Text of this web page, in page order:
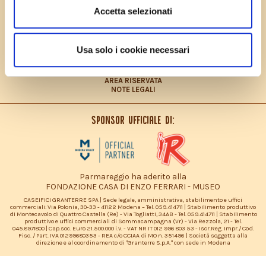
Accetta selezionati
Usa solo i cookie necessari
PRIVACY POLICY
CONTRIBUTO FEASR
CONTATTI
LAVORA CON NOI
PRIVACY POLICY – INFORMATIVA CONSUMATORI
AREA RISERVATA
NOTE LEGALI
Sponsor ufficiale di:
Parmareggio ha aderito alla
FONDAZIONE CASA DI ENZO FERRARI - MUSEO
CASEIFICI GRANTERRE SPA | Sede legale, amministrativa, stabilimento e uffici
commerciali: Via Polonia, 30-33 - 41122 Modena – Tel. 059.414711 | Stabilimento produttivo
di Montecavolo di Quattro Castella (Re) - Via Togliatti, 34AB - Tel. 059.414711 | Stabilimento
produttivo e uffici commerciali di Sommacampagna (Vr) - Via Rezzola, 21 - Tel.
045.8971800 | Cap.soc. Euro 21.500.000 i.v. - VAT NR IT 012 996 803 53 - Iscr.Reg. Impr./ Cod.
Fisc. / Part. IVA 01299680353 - REA c/o CCIAA di MO n. 351496 | Società soggetta alla
direzione e al coordinamento di "Granterre S.p.A." con sede in Modena